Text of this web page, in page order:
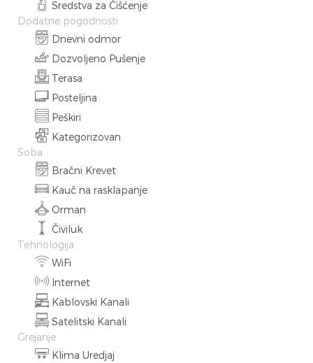
Sredstva za Čišćenje
Dodatne pogodnosti
Dnevni odmor
Dozvoljeno Pušenje
Terasa
Posteljina
Peškiri
Kategorizovan
Soba
Bračni Krevet
Kauč na rasklapanje
Orman
Čiviluk
Tehnologija
WiFi
Internet
Kablovski Kanali
Satelitski Kanali
Grejanje
Klima Uredjaj